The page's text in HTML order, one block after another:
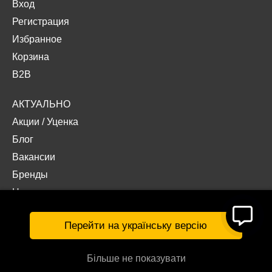
Вход
Регистрация
Избранное
Корзина
B2B
АКТУАЛЬНО
Акции /Уценка
Блог
Вакансии
Бренды
Наши проекты
Документы
© Интернет-магазин «Acropolis» 2026
Перейти на українську версію
Більше не показувати